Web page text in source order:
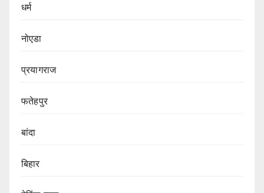
धर्म
नोएडा
प्रयागराज
फतेहपुर
बांदा
बिहार